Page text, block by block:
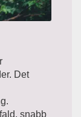
Det
snabb